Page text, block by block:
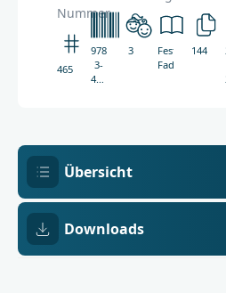
Nummer
4654
978-
3-
438-
3
Festeinband,
Fadenheftung
144
Übersicht
Downloads